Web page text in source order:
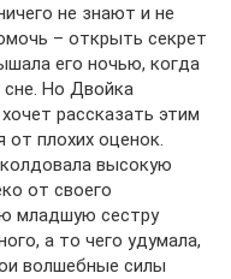
не знают и не
– открыть секрет
его ночью, когда
Но Двойка
рассказать этим
плохих оценок.
высокую
от своего
младшую сестру
а то чего удумала,
волшебные силы